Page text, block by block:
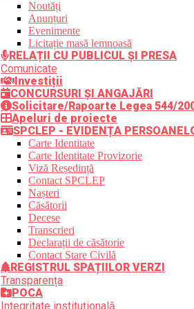
Noutăți
Anunțuri
Evenimente
Licitație masă lemnoasă
RELAȚII CU PUBLICUL ȘI PRESA
Comunicate
Investiții
CONCURSURI ȘI ANGAJĂRI
Solicitare/Rapoarte Legea 544/
Apeluri de proiecte
SPCLEP - EVIDENȚA
Carte Identitate
Carte Identitate Provizorie
Viză Reședință
Contact SPCLEP
Nașteri
Căsătorii
Decese
Transcrieri
Declarații de căsătorie
Contact Stare Civilă
REGISTRUL SPAȚIILOR VERZI
Transparența
POCA
Integritate instituțională